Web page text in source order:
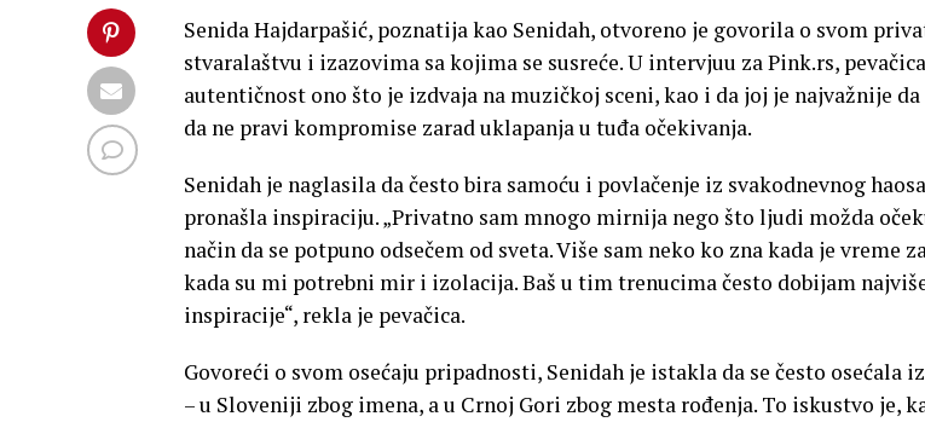
Senida Hajdarpašić, poznatija kao Senidah, otvoreno je govorila o svom
stvaralaštvu i izazovima sa kojima se susreće. U intervjuu za Pink.rs,
autentičnost ono što je izdvaja na muzičkoj sceni, kao i da joj je najvažnije da
da ne pravi kompromise zarad uklapanja u tuđa očekivanja.
Senidah je naglasila da često bira samoću i povlačenje iz svakodnevnog
pronašla inspiraciju. „Privatno sam mnogo mirnija nego što ljudi možda
način da se potpuno odsečem od sveta. Više sam neko ko zna kada je vreme
kada su mi potrebni mir i izolacija. Baš u tim trenucima često dobijam
inspiracije“, rekla je pevačica.
Govoreći o svom osećaju pripadnosti, Senidah je istakla da se često osećala
– u Sloveniji zbog imena, a u Crnoj Gori zbog mesta rođenja. To iskustvo je,